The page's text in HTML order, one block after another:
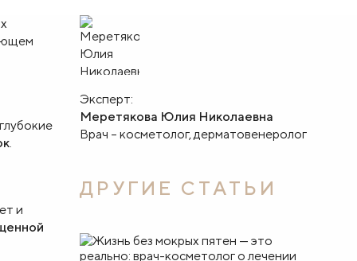
.
и
Эксперт:
Меретякова Юлия Николаевна
Врач – косметолог, дерматовенеролог
ДРУГИЕ СТАТЬИ